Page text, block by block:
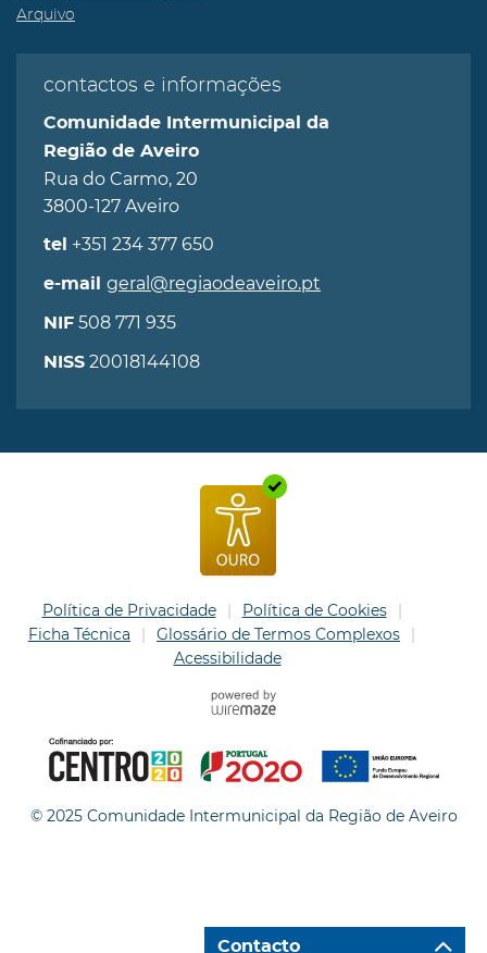
Arquivo
contactos e informações
Comunidade Intermunicipal da
Região de Aveiro
Rua do Carmo, 20
3800-127 Aveiro
tel +351 234 377 650
e-mail geral@regiaodeaveiro.pt
NIF 508 771 935
NISS 20018144108
Política de Privacidade
Política de Cookies
Ficha Técnica
Glossário de Termos Complexos
Acessibilidade
© 2025 Comunidade Intermunicipal da Região de Aveiro
Contacto